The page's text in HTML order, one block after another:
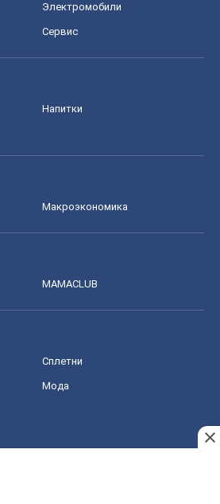
Электромобили
Сервис
Напитки
Mакроэкономика
MAMACLUB
Сплетни
Мода